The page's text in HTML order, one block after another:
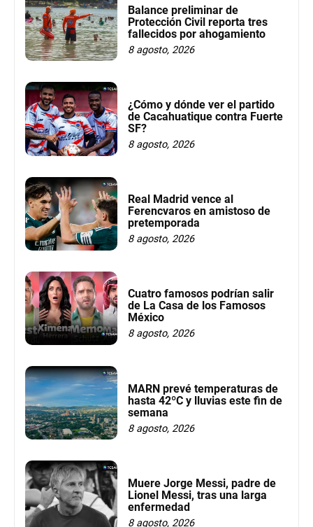
Balance preliminar de
Protección Civil reporta tres
fallecidos por ahogamiento
8 agosto, 2026
¿Cómo y dónde ver el partido
de Cacahuatique contra Fuerte
SF?
8 agosto, 2026
Real Madrid vence al
Ferencvaros en amistoso de
pretemporada
8 agosto, 2026
Cuatro famosos podrían salir
de La Casa de los Famosos
México
8 agosto, 2026
MARN prevé temperaturas de
hasta 42ºC y lluvias este fin de
semana
8 agosto, 2026
Muere Jorge Messi, padre de
Lionel Messi, tras una larga
enfermedad
8 agosto, 2026